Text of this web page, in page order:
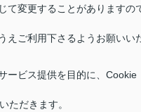
て変更することがあります
ご利用下さるようお願いい
ービス提供を目的に、
ただきます。